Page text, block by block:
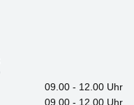
09.00 - 12.00 Uhr
09.00 - 12.00 Uhr